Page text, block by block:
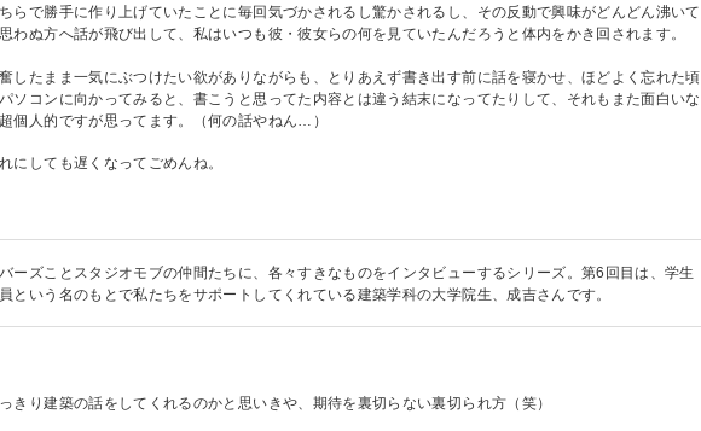
らで勝手に作り上げていたことに毎回気づかされるし驚かされるし、その反動で興味がどんどん沸いて
わぬ方へ話が飛び出して、私はいつも彼・彼女らの何を見ていたんだろうと体内をかき回されます。
したまま一気にぶつけたい欲がありながらも、とりあえず書き出す前に話を寝かせ、ほどよく忘れた頃
ソコンに向かってみると、書こうと思ってた内容とは違う結末になってたりして、それもまた面白いな
個人的ですが思ってます。（何の話やねん…）
にしても遅くなってごめんね。
ーズことスタジオモブの仲間たちに、各々すきなものをインタビューするシリーズ。第6回目は、学生
という名のもとで私たちをサポートしてくれている建築学科の大学院生、成吉さんです。
きり建築の話をしてくれるのかと思いきや、期待を裏切らない裏切られ方（笑）